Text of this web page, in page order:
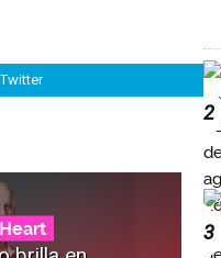
Twitter
2
3